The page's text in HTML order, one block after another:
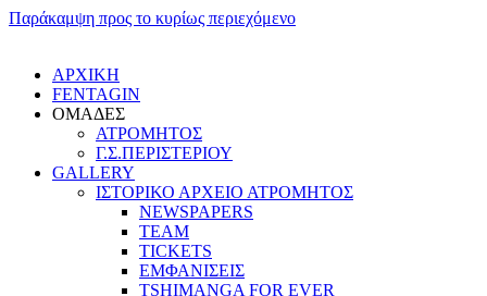
Παράκαμψη προς το κυρίως περιεχόμενο
ΑΡΧΙΚΗ
FENTAGIN
ΟΜΑΔΕΣ
ΑΤΡΟΜΗΤΟΣ
Γ.Σ.ΠEΡΙΣΤΕΡΙΟΥ
GALLERY
ΙΣΤΟΡΙΚΟ ΑΡΧΕΙΟ ΑΤΡΟΜΗΤΟΣ
NEWSPAPERS
TEAM
TICKETS
ΕΜΦΑΝΙΣΕΙΣ
TSHIMANGA FOR EVER